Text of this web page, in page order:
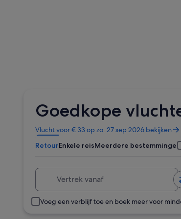
Goedkope
Vlucht voor € 33 op zo. 27 sep 2026 bekijken
Opent
in
een
RetourEnkele reisMeerdere bestemmingen
Voeg een verblijf toe en boek meer voor